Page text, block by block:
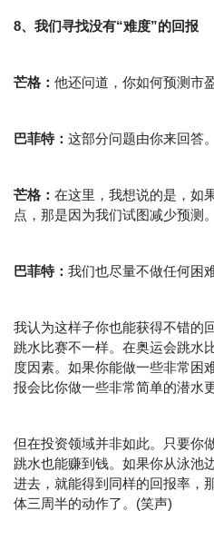
8、我们寻找没有“难度”的回报
芒格： 他还问道，你如何预测市
巴菲特： 这部分问题由你来回答
芒格： 在这里，我想说的是，如
点，那是因为我们试图减少预测
巴菲特： 我们也尽量不做任何困
我认为这样子你也能获得不错
跳水比赛不一样。在奥运会跳水
度因素。如果你能做一些非常困
报会比你做一些非常简单的潜水更
但在投资领域并非如此。只要你
跳水也能赚到钱。如果你从泳池
进去，就能得到同样的回报率，
体三周半的动作了。(笑声)